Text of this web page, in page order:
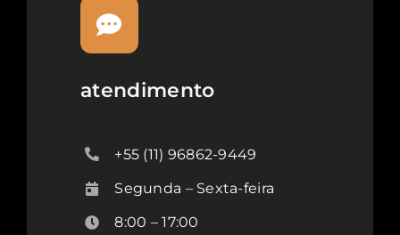
atendimento
+55 (11) 96862-9449
Segunda – Sexta-feira
8:00 – 17:00